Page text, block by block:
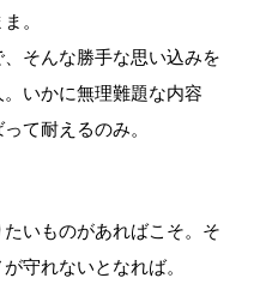
。
そんな勝手な思い込みを
いかに無理難題な内容
て耐えるのみ。
いものがあればこそ。そ
守れないとなれば。